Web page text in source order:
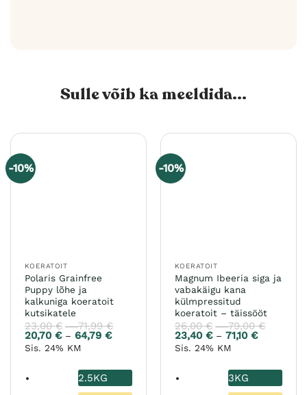
Sulle võib ka meeldida...
-10%
KOERATOIT
Polaris Grainfree
Puppy lõhe ja
kalkuniga koeratoit
kutsikatele
23,00€ – 71,99€
Hinnavahemik:
20,70 € – 64,79 €Hinnavahemik:
Sis. 24% KM
2.5KG
-10%
KOERATOIT
Magnum Ibeeria siga ja
vabakäigu kana
külmpressitud
koeratoit – täissööt
26,00€ – 79,00€
23,40 € – 71,10 €
Sis. 24% KM
3KG